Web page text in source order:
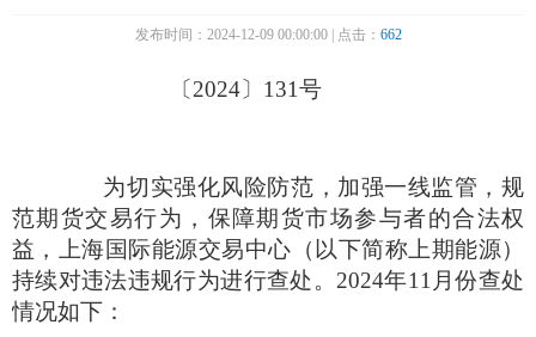
发布时间：2024-12-09 00:00:00 | 点击： 662
〔 2024〕 131号
为切实强化风险防范，加强一线监管，规
范期货交易行为，保障期货市场参与者的合法权
益，上海国际能源交易中心（以下简称上期能源）
持续对违法违规行为进行查处。 2024年11 月份查处
情况如下：